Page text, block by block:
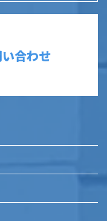
合わせ